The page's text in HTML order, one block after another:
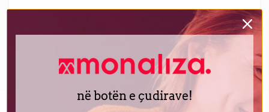
Category: Të tjera
në botën e çudirave!